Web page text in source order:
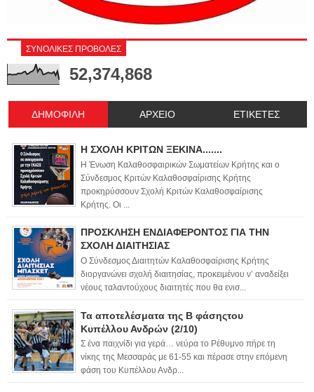
ΣΥΝΟΛΙΚΕΣ ΠΡΟΒΟΛΕΣ
52,374,868
ΔΗΜΟΦΙΛΗ ΑΡΧΕΙΟ ΕΤΙΚΕΤΕΣ
Η ΣΧΟΛΗ ΚΡΙΤΩΝ ΞΕΚΙΝΑ.......
Η Ένωση Καλαθοσφαιρικών Σωματείων Κρήτης και ο
Σύνδεσμος Κριτών Καλαθοσφαίρισης Κρήτης
προκηρύσσουν Σχολή Κριτών Καλαθοσφαίρισης
Κρήτης. Οι ...
ΠΡΟΣΚΛΗΣΗ ΕΝΔΙΑΦΕΡΟΝΤΟΣ ΓΙΑ ΤΗΝ
ΣΧΟΛΗ ΔΙΑΙΤΗΣΙΑΣ
Ο Σύνδεσμος Διαιτητών Καλαθοσφαίρισης Κρήτης
διοργανώνει σχολή διαιτησίας, προκειμένου ν’ αναδείξει
νέους ταλαντούχους διαιτητές που θα ενισ...
Τα αποτελέσματα της Β φάσηςτου
Κυπέλλου Ανδρών (2/10)
Σ ένα παιχνίδι για γερά… νεύρα το Ρέθυμνο πήρε τη
νίκης της Μεσσαράς με 61-55 και πέρασε στην επόμενη
φάση του Κυπέλλου Ανδρ...